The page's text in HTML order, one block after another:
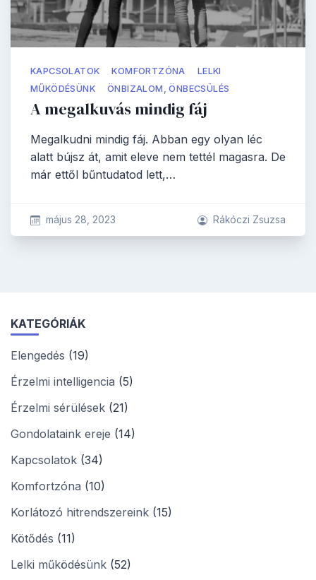
KAPCSOLATOK KOMFORTZÓNA
LELKI
MŰKÖDÉSÜNK
ÖNBIZALOM, ÖNBECSÜLÉS
A megalkuvás mindig fáj
Megalkudni mindig fáj. Abban egy olyan léc
alatt bújsz át, amit eleve nem tettél magasra. De
már ettől bűntudatod lett,…
május 28, 2023 Rákóczi Zsuzsa
KATEGÓRIÁK
Elengedés (19)
Érzelmi intelligencia (5)
Érzelmi sérülések (21)
Gondolataink ereje (14)
Kapcsolatok (34)
Komfortzóna (10)
Korlátozó hitrendszereink (15)
Kötődés (11)
Lelki működésünk (52)